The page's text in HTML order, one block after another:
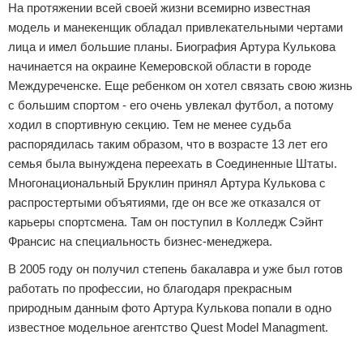
На протяжении всей своей жизни всемирно известная
модель и манекенщик обладал привлекательными чертами
лица и имел большие планы. Биография Артура Кулькова
начинается на окраине Кемеровской области в городе
Междуреченске. Еще ребенком он хотел связать свою жизнь
с большим спортом - его очень увлекал футбол, а потому
ходил в спортивную секцию. Тем не менее судьба
распорядилась таким образом, что в возрасте 13 лет его
семья была вынуждена переехать в Соединенные Штаты.
Многонациональный Бруклин принял Артура Кулькова с
распростертыми объятиями, где он все же отказался от
карьеры спортсмена. Там он поступил в Колледж Сэйнт
Франсис на специальность бизнес-менеджера.
В 2005 году он получил степень бакалавра и уже был готов
работать по профессии, но благодаря прекрасным
природным данным фото Артура Кулькова попали в одно
известное модельное агентство Quest Model Managment.